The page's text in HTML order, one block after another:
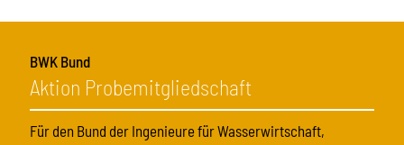
BWK Bund
Aktion Probemitgliedschaft
Für den Bund der Ingenieure für Wasserwirtschaft,